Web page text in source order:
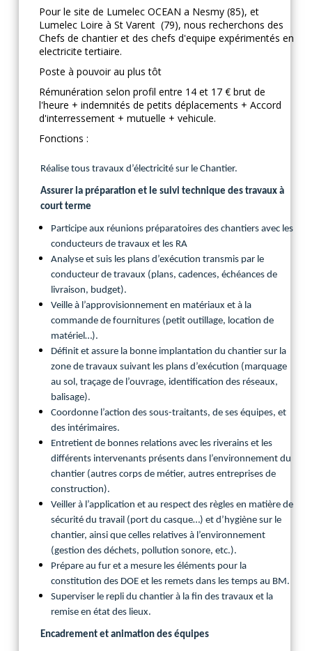
Pour le site de Lumelec OCEAN a Nesmy (85), et
Lumelec Loire à St Varent (79), nous recherchons des
Chefs de chantier et des chefs d'equipe expérimentés en
electricite tertiaire.
Poste à pouvoir au plus tôt
Rémunération selon profil entre 14 et 17 € brut de
l'heure + indemnités de petits déplacements + Accord
d'interressement + mutuelle + vehicule.
Fonctions :
Réalise tous travaux d’électricité sur le Chantier.
Assurer la préparation et le suivi technique des travaux à
court terme
Participe aux réunions préparatoires des chantiers avec les
conducteurs de travaux et les RA
Analyse et suis les plans d’exécution transmis par le
conducteur de travaux (plans, cadences, échéances de
livraison, budget).
Veille à l’approvisionnement en matériaux et à la
commande de fournitures (petit outillage, location de
matériel…).
Définit et assure la bonne implantation du chantier sur la
zone de travaux suivant les plans d’exécution (marquage
au sol, traçage de l’ouvrage, identification des réseaux,
balisage).
Coordonne l’action des sous-traitants, de ses équipes, et
des intérimaires.
Entretient de bonnes relations avec les riverains et les
différents intervenants présents dans l’environnement du
chantier (autres corps de métier, autres entreprises de
construction).
Veiller à l’application et au respect des règles en matière de
sécurité du travail (port du casque…) et d’hygiène sur le
chantier, ainsi que celles relatives à l’environnement
(gestion des déchets, pollution sonore, etc.).
Prépare au fur et a mesure les éléments pour la
constitution des DOE et les remets dans les temps au BM.
Superviser le repli du chantier à la fin des travaux et la
remise en état des lieux.
Encadrement et animation des équipes